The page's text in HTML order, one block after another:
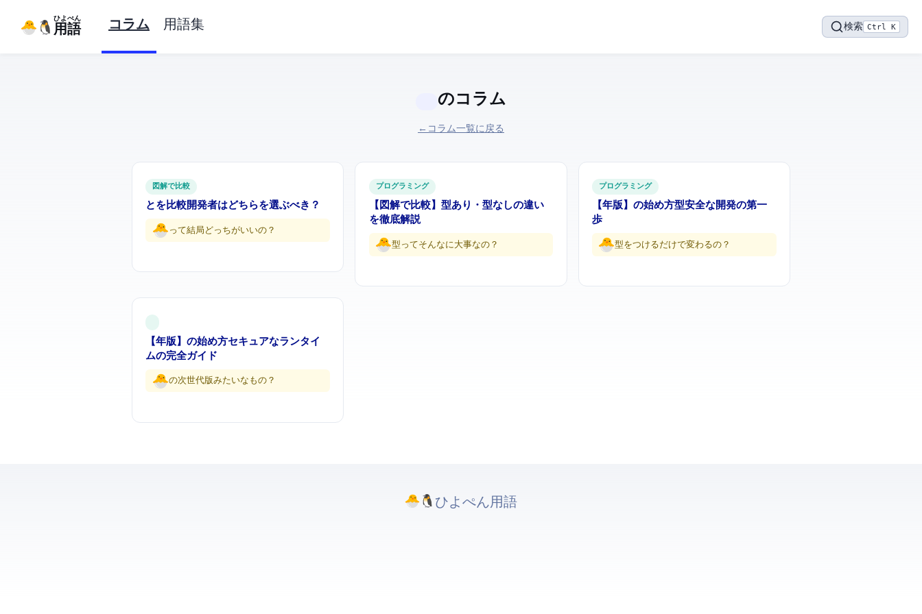
IT用語
ひよぺん コラム 用語集 検索 Ctrl K
のコラム
← コラム一覧に戻る
図解で比較
PrismaとDrizzle ORMを比較 — TypeScript開発者はどちらを選ぶべき？
ORMって結局どっちがいいの…？
プログラミング
【図解で比較】TypeScript vs JavaScript — 型あり・型なしの違い
を徹底解説
型ってそんなに大事なの…？
プログラミング
【2026年版】TypeScriptの始め方 — 型安全なJavaScript開発の第一
歩
型をつけるだけで変わるの…？
【2026年版】Denoの始め方 — セキュアなJavaScript/TypeScriptランタイ
ムの完全ガイド
Node.jsの次世代版みたいなもの…？
ひよぺんIT用語. All rights reserved.